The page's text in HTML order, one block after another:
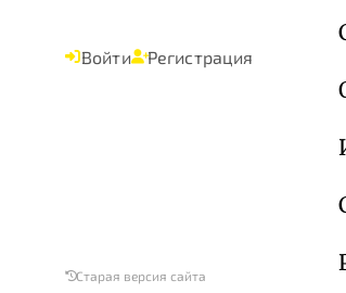
Войти Регистрация
Старая версия сайта